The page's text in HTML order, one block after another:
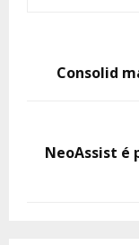
Consolid
NeoAssist é